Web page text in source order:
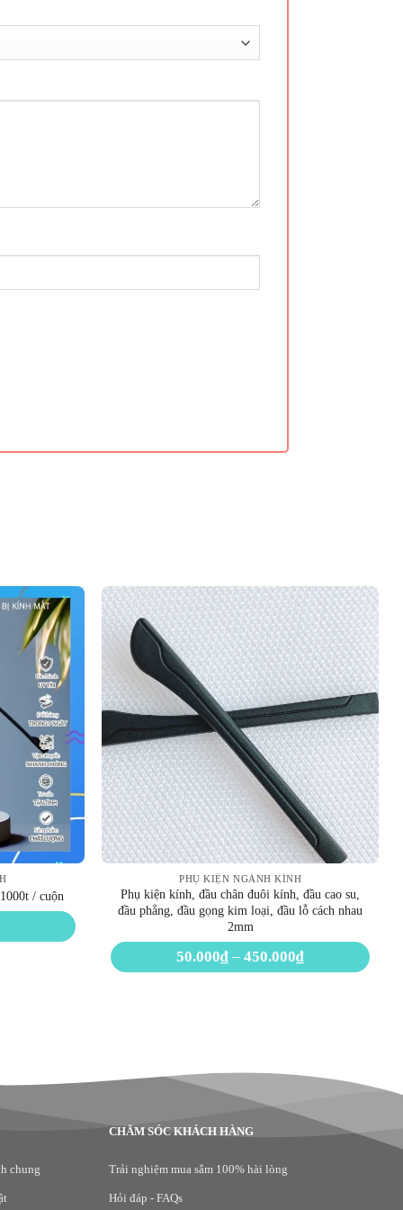
/ cuộn
PHỤ KIỆN NGÀNH KÍNH
Phụ kiện kính, đầu chân đuôi kính, đầu cao su,
đầu phẳng, đầu gọng kim loại, đầu lỗ cách nhau
2mm
50.000₫ – 450.000₫Khoảng
giá:
chung
CHĂM SÓC KHÁCH HÀNG
Trải nghiệm mua sắm 100% hài lòng
Hỏi đáp - FAQs